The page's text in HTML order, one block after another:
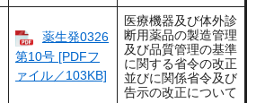
薬生発0326
第10号 [PDFフ
ァイル／103KB]
医療機器及び体外診
断用薬品の製造管理
及び品質管理の基準
に関する省令の改正
並びに関係省令及び
告示の改正について